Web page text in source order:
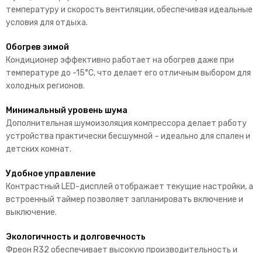
температуру и скорость вентиляции, обеспечивая идеальные
условия для отдыха.
Обогрев зимой
Кондиционер эффективно работает на обогрев даже при
температуре до -15°C, что делает его отличным выбором для
холодных регионов.
Минимальный уровень шума
Дополнительная шумоизоляция компрессора делает работу
устройства практически бесшумной – идеально для спален и
детских комнат.
Удобное управление
Контрастный LED-дисплей отображает текущие настройки, а
встроенный таймер позволяет запланировать включение и
выключение.
Экологичность и долговечность
Фреон R32 обеспечивает высокую производительность и